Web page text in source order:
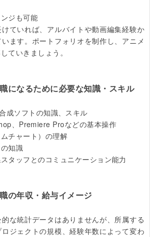
ジも可能
ていれば、アルバイトや動画編集経験か
ます。ポートフォリオを制作し、アニメ
ていきましょう。
になるために必要な知識・スキル
成ソフトの知識、スキル
、Premiere Proなどの基本操作
チャート）の理解
知識
タッフとのコミュニケーション能力
の年収・給与イメージ
な統計データはありませんが、所属する
ジェクトの規模、経験年数によって変わ